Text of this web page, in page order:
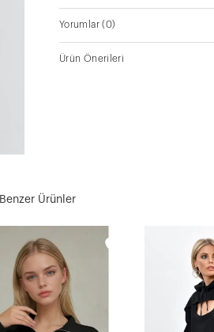
Yorumlar(0)
Ürün Önerileri
Benzer Ürünler